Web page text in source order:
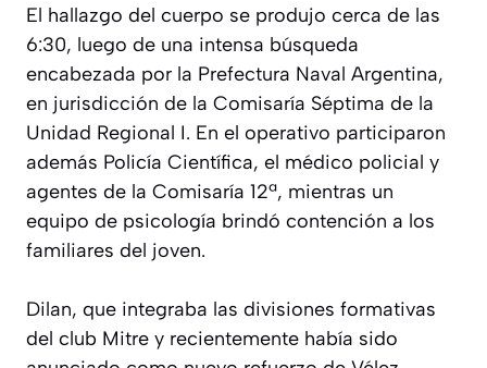
El hallazgo del cuerpo se produjo cerca de las
6:30, luego de una intensa búsqueda
encabezada por la Prefectura Naval Argentina,
en jurisdicción de la Comisaría Séptima de la
Unidad Regional I. En el operativo participaron
además Policía Científica, el médico policial y
agentes de la Comisaría 12ª, mientras un
equipo de psicología brindó contención a los
familiares del joven.
Dilan, que integraba las divisiones formativas
del club Mitre y recientemente había sido